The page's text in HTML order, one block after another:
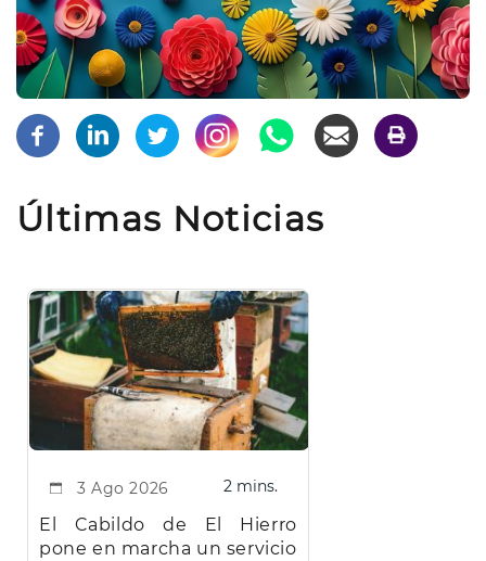
Últimas Noticias
3 Ago 2026 2 mins.
El Cabildo de El Hierro
pone en marcha un servicio